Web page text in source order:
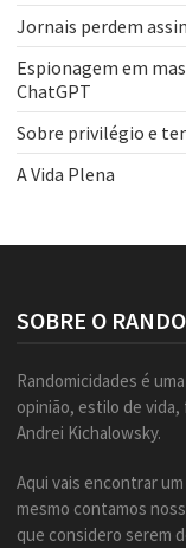
Jornais perdem
Espionagem em
ChatGPT
Sobre privilégio e
A Vida Plena
SOBRE O
Randomicidades é
opinião, estilo de
Andrei Kichalowsky.
Aqui vais encontrar
mesmo contamos
que considero serem